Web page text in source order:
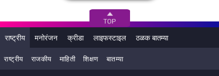
View this post on Instagram
राष्ट्रीय मनोरंजन क्रीडा लाइफस्टाइल ठळक बातम्या
राष्ट्रीय राजकीय माहिती शिक्षण बातम्या